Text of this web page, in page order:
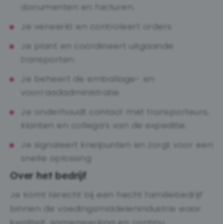
documenten en facturen.
Je verwerkt en controleert orders.
Je plant en coördineert uitgaande
transporten.
Je beheert de emballage- en
voorraadadministratie.
Je onderhoudt contact met transporteurs,
klanten en collega’s van de expeditie.
Je signaleert knelpunten en zorgt voor een
snelle oplossing.
Over het bedrijf
Je komt terecht bij een hecht familiebedrijf
binnen de voedingsmiddelenindustrie waar